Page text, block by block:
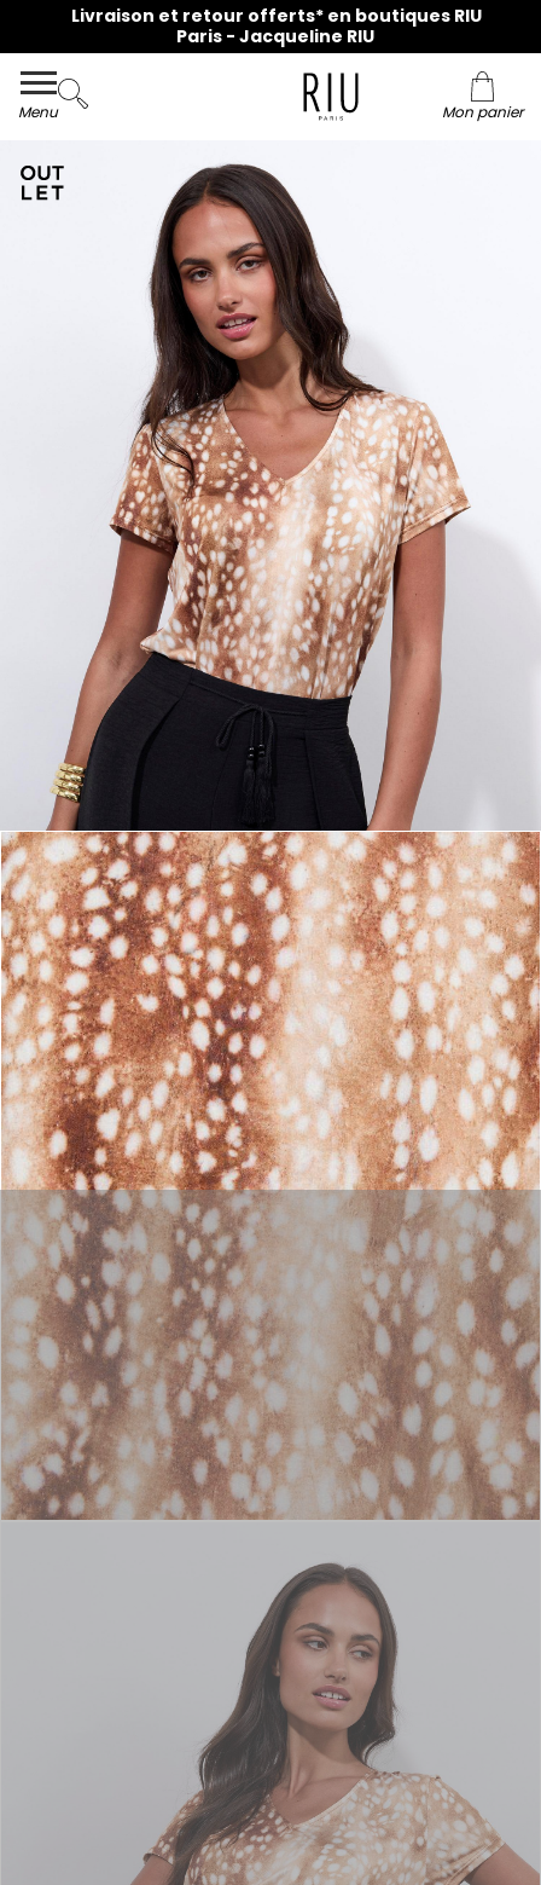
Livraison et retour offerts* en boutiques RIU
Paris - Jacqueline RIU
Menu Mon panier